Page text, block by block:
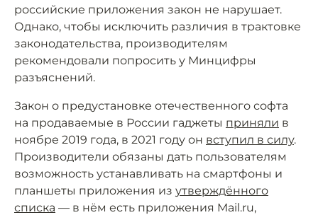
российские приложения закон не нарушает.
Однако, чтобы исключить различия в трактовке
законодательства, производителям
рекомендовали попросить у Минцифры
разъяснений.
Закон о предустановке отечественного софта
на продаваемые в России гаджеты приняли в
ноябре 2019 года, в 2021 году он вступил в силу.
Производители обязаны дать пользователям
возможность устанавливать на смартфоны и
планшеты приложения из утверждённого
списка — в нём есть приложения Mail.ru,